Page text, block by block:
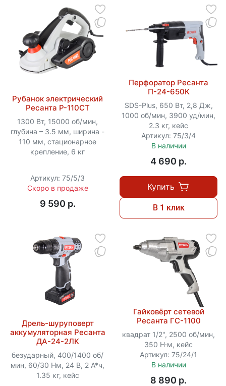
Рубанок электрический
Ресанта Р-110СТ
1300 Вт, 15000 об/мин,
глубина – 3.5 мм, ширина -
110 мм, стационарное
крепление, 6 кг
Артикул: 75/5/3
Скоро в продаже
9 590 p.
Перфоратор Ресанта
П-24-650К
SDS-Plus, 650 Вт, 2,8 Дж,
1000 об/мин, 3900 уд/мин,
2.3 кг, кейс
Артикул: 75/3/4
В наличии
4 690 p.
Купить
В 1 клик
Дрель-шуруповерт
аккумуляторная Ресанта
ДА-24-2ЛК
безударный, 400/1400 об/
мин, 60/30 Нм, 24 В, 2 А*ч,
1.35 кг, кейс
Гайковёрт сетевой
Ресанта ГС-1100
квадрат 1/2", 2500 об/мин,
350 Н·м, кейс
Артикул: 75/24/1
В наличии
8 890 p.